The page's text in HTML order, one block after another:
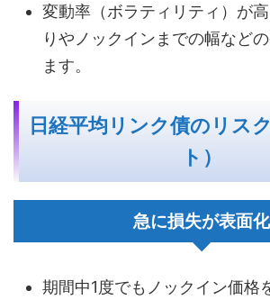
変動率（ボラティリティ）が
りやノックインまでの幅など
ます。
日経平均リンク債のリス
ト）
急に損失が表面化
期間中1度でもノックイン価格